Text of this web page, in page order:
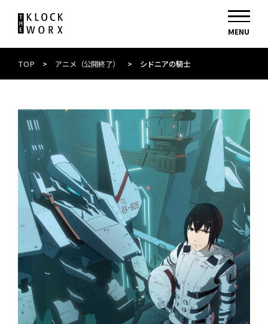
TOP > アニメ（公開終了） > シドニアの騎士